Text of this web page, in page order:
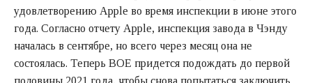
удовлетворению Apple во время инспекции в июне этого
года. Согласно отчету Apple, инспекция завода в Чэнду
началась в сентябре, но всего через месяц она не
состоялась. Теперь BOE придется подождать до первой
половины 2021 года, чтобы снова попытаться заключить